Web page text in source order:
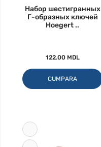
Набор шестигранных
Г-образных ключей
Hoegert ..
122.00 MDL
CUMPARA